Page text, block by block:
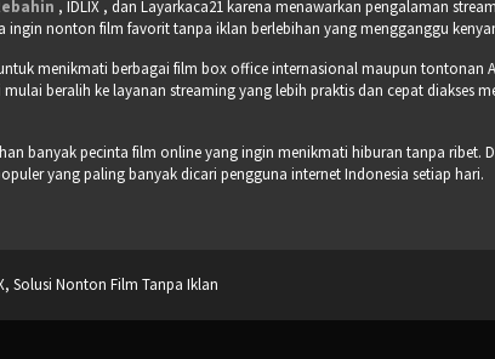
, IDLIX , dan Layarkaca21 karena menawarkan pengalaman
nonton film favorit tanpa iklan berlebihan yang mengganggu
menikmati berbagai film box office internasional maupun tontonan
mulai beralih ke layanan streaming yang lebih praktis dan cepat diakses
banyak pecinta film online yang ingin menikmati hiburan tanpa ribet.
yang paling banyak dicari pengguna internet Indonesia setiap hari.
Solusi Nonton Film Tanpa Iklan